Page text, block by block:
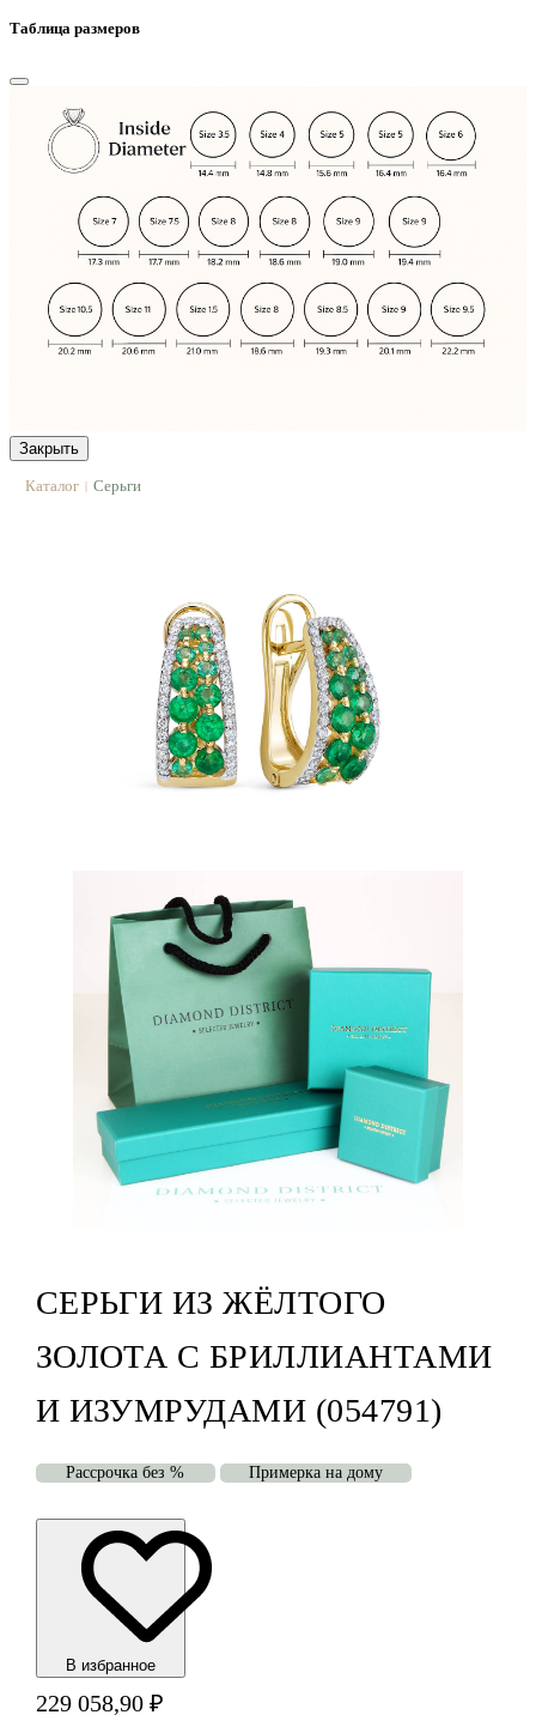
Таблица размеров
Закрыть
Каталог | Серьги
СЕРЬГИ ИЗ ЖЁЛТОГО
ЗОЛОТА С БРИЛЛИАНТАМИ
И ИЗУМРУДАМИ (054791)
Рассрочка без % Примерка на дому
В избранноe
229 058,90 ₽